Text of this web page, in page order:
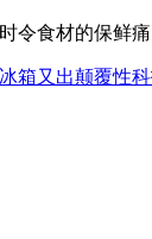
材的保鲜痛
箱又出颠覆性